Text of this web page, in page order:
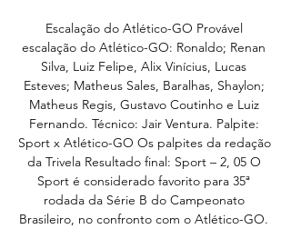
Escalação do Atlético-GO Provável
escalação do Atlético-GO: Ronaldo; Renan
Silva, Luiz Felipe, Alix Vinícius, Lucas
Esteves; Matheus Sales, Baralhas, Shaylon;
Matheus Regis, Gustavo Coutinho e Luiz
Fernando. Técnico: Jair Ventura. Palpite:
Sport x Atlético-GO Os palpites da redação
da Trivela Resultado final: Sport – 2, 05 O
Sport é considerado favorito para 35ª
rodada da Série B do Campeonato
Brasileiro, no confronto com o Atlético-GO.